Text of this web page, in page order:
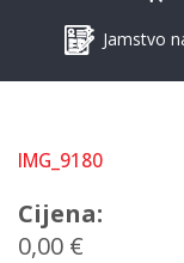
Jamstvo
IMG_9180
Cijena:
0,00 €